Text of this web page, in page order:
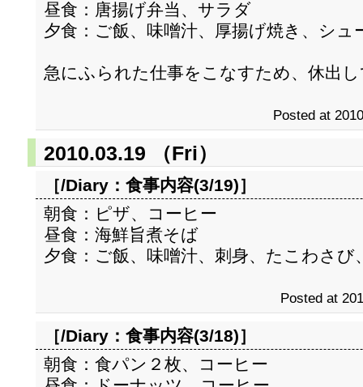
昼食：唐揚げ弁当、サラダ
夕食：ご飯、味噌汁、厚揚げ焼き、シュ
急にふられた仕事をこなすため、休出
Posted at
2010.03.19 （Fri）
［/Diary： 食事内容(3/19)］
朝食：ピザ、コーヒー
昼食：海鮮旨煮そば
夕食：ご飯、味噌汁、刺身、たこわさび
Posted at
［/Diary： 食事内容(3/18)］
朝食：食パン２枚、コーヒー